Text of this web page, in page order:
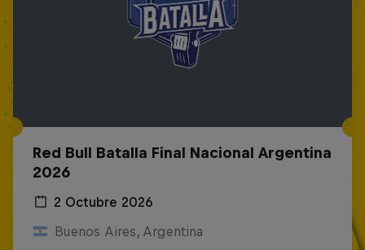
Red Bull Batalla Final Nacional Argentina
2026
2 Octubre 2026
Buenos Aires, Argentina